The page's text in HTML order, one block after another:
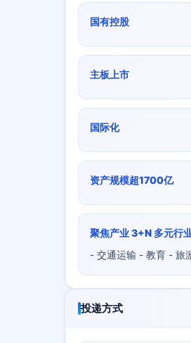
国有控股
主板上市
国际化
资产规模超1700亿
聚焦产业 3+N 多元行
- 交通运输 - 教育 - 旅
投递方式